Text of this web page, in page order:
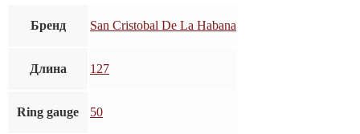
Бренд San Cristobal De La Habana
Длина 127
Ring gauge 50